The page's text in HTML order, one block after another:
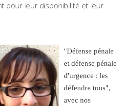
pour leur disponibilité et leur
"Défense pénale
et défense pénale
d'urgence : les
défendre tous",
avec nos